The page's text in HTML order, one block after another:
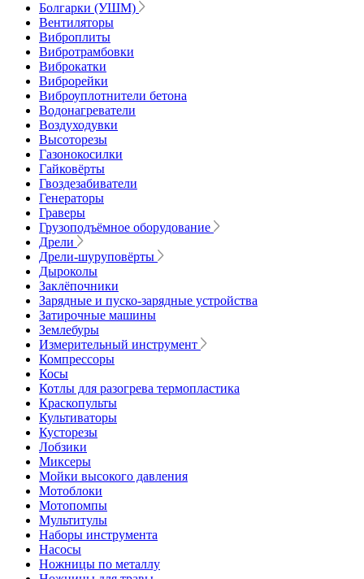
Болгарки (УШМ)
Вентиляторы
Виброплиты
Вибротрамбовки
Виброкатки
Виброрейки
Виброуплотнители бетона
Водонагреватели
Воздуходувки
Высоторезы
Газонокосилки
Гайковёрты
Гвоздезабиватели
Генераторы
Граверы
Грузоподъёмное оборудование
Дрели
Дрели-шуруповёрты
Дыроколы
Заклёпочники
Зарядные и пуско-зарядные устройства
Затирочные машины
Землебуры
Измерительный инструмент
Компрессоры
Косы
Котлы для разогрева термопластика
Краскопульты
Культиваторы
Кусторезы
Лобзики
Миксеры
Мойки высокого давления
Мотоблоки
Мотопомпы
Мультитулы
Наборы инструмента
Насосы
Ножницы по металлу